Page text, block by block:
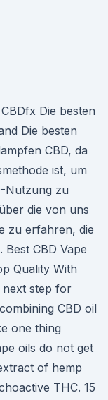
Die besten
Die besten
CBD, da
ist, um
Nutzung zu
die von uns
zu erfahren, die
CBD Vape
Quality With
next step for
CBD oil
one thing
oils do not get
of hemp
THC. 15